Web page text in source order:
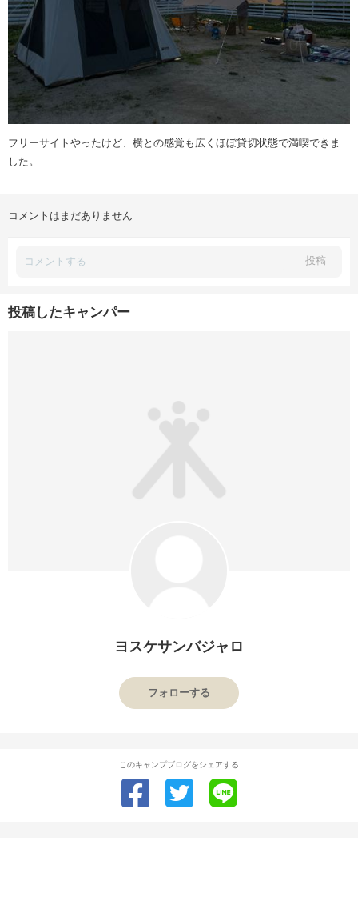
フリーサイトやったけど、横との感覚も広くほぼ貸切状態で満喫できま
した。
コメントはまだありません
投稿
投稿したキャンパー
ヨスケサンバジャロ
フォローする
このキャンプブログをシェアする